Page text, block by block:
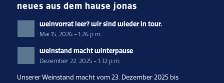
neues aus dem hause jonas
weinvorrat leer? wir sind wieder in tour.
Mai 15, 2026 - 1:26 p.m.
weinstand macht winterpause
Dezember 22, 2025 - 1:32 p.m.
Unserer Weinstand macht vom 23. Dezember 2025 bis